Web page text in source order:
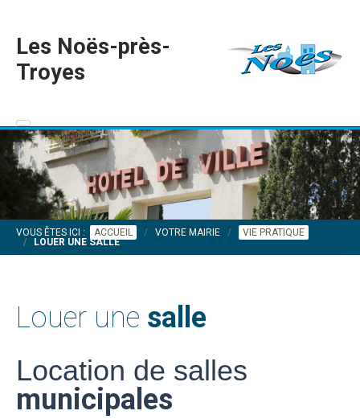
Les Noës-près-
Troyes
VOUS ÊTES ICI : ACCUEIL VOTRE MAIRIE
VIE PRATIQUE
LOUER UNE SALLE
Louer une salle
Location de salles
municipales